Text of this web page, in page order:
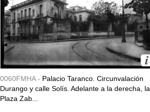
0060FMHA - Palacio Taranco. Circunvalación
Durango y calle Solís. Adelante a la derecha, la
Plaza Zab...